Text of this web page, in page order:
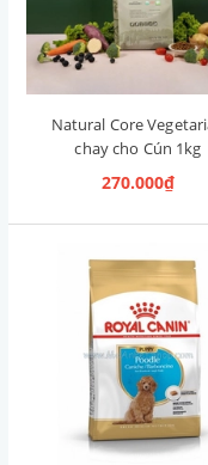
Natural Core
chay cho Cún 1kg
270.000₫